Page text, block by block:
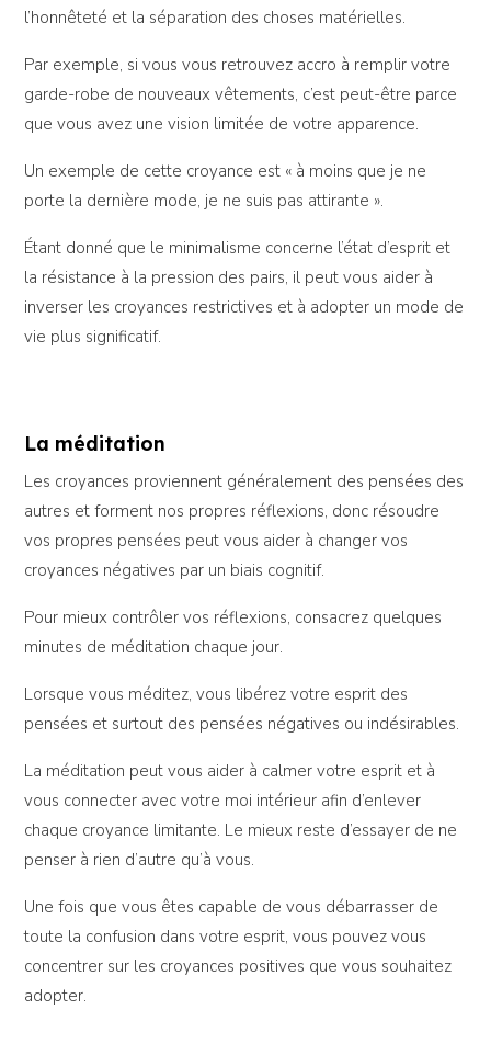
l’honnêteté et la séparation des choses matérielles.
Par exemple, si vous vous retrouvez accro à remplir votre
garde-robe de nouveaux vêtements, c’est peut-être parce
que vous avez une vision limitée de votre apparence.
Un exemple de cette croyance est « à moins que je ne
porte la dernière mode, je ne suis pas attirante ».
Étant donné que le minimalisme concerne l’état d’esprit et
la résistance à la pression des pairs, il peut vous aider à
inverser les croyances restrictives et à adopter un mode de
vie plus significatif.
La méditation
Les croyances proviennent généralement des pensées des
autres et forment nos propres réflexions, donc résoudre
vos propres pensées peut vous aider à changer vos
croyances négatives par un biais cognitif.
Pour mieux contrôler vos réflexions, consacrez quelques
minutes de méditation chaque jour.
Lorsque vous méditez, vous libérez votre esprit des
pensées et surtout des pensées négatives ou indésirables.
La méditation peut vous aider à calmer votre esprit et à
vous connecter avec votre moi intérieur afin d’enlever
chaque croyance limitante. Le mieux reste d’essayer de ne
penser à rien d’autre qu’à vous.
Une fois que vous êtes capable de vous débarrasser de
toute la confusion dans votre esprit, vous pouvez vous
concentrer sur les croyances positives que vous souhaitez
adopter.